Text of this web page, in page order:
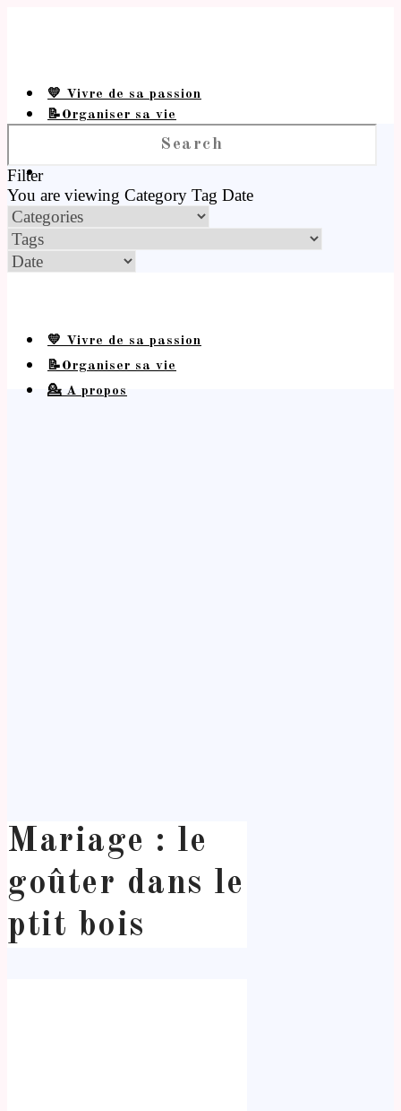
💛 Vivre de sa passion
📝Organiser sa vie
Filter
You are viewing Category Tag Date
💛 Vivre de sa passion
📝Organiser sa vie
💁 A propos
Mariage : le
goûter dans le
ptit bois